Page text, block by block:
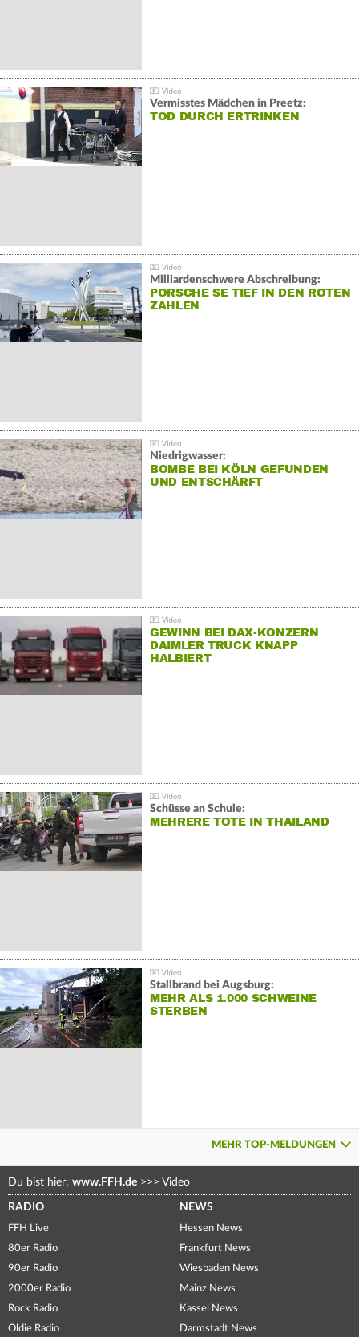
Vermisstes Mädchen in Preetz:
TOD DURCH ERTRINKEN
Milliardenschwere Abschreibung:
PORSCHE SE TIEF IN DEN ROTEN
ZAHLEN
Niedrigwasser:
BOMBE BEI KÖLN GEFUNDEN
UND ENTSCHÄRFT
GEWINN BEI DAX-KONZERN
DAIMLER TRUCK KNAPP
HALBIERT
Schüsse an Schule:
MEHRERE TOTE IN THAILAND
Stallbrand bei Augsburg:
MEHR ALS 1.000 SCHWEINE
STERBEN
MEHR TOP-MELDUNGEN
Du bist hier: www.FFH.de >>> Video
RADIO
FFH Live
80er Radio
90er Radio
2000er Radio
Rock Radio
Oldie Radio
NEWS
Hessen News
Frankfurt News
Wiesbaden News
Mainz News
Kassel News
Darmstadt News